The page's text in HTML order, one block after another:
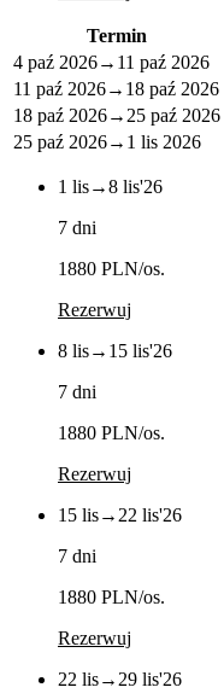
Termin
4 paź 2026→ 11 paź 2026
11 paź 2026→ 18 paź 2026
18 paź 2026→ 25 paź 2026
25 paź 2026→ 1 lis 2026
1 lis→8 lis'26
7 dni
1880 PLN/os.
Rezerwuj
8 lis→ 15 lis'26
7 dni
1880 PLN/os.
Rezerwuj
15 lis→ 22 lis'26
7 dni
1880 PLN/os.
Rezerwuj
22 lis→ 29 lis'26